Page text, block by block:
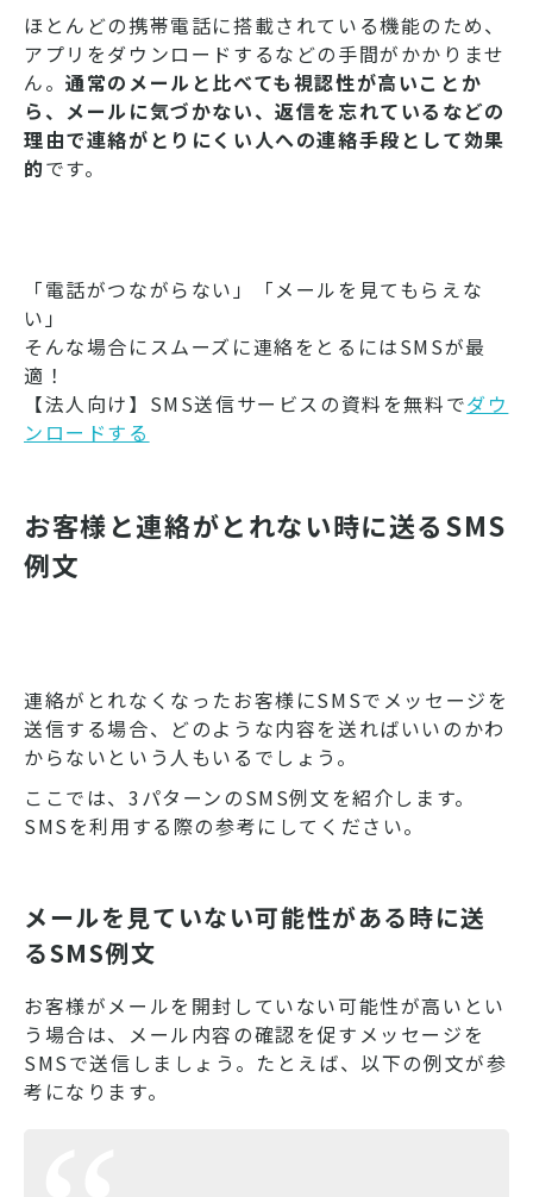
ほとんどの携帯電話に搭載されている機能のため、
アプリをダウンロードするなどの手間がかかりませ
ん。通常のメールと比べても視認性が高いことか
ら、メールに気づかない、返信を忘れているなどの
理由で連絡がとりにくい人への連絡手段として効果
的です。
「電話がつながらない」「メールを見てもらえな
い」
そんな場合にスムーズに連絡をとるにはSMSが最
適！
【法人向け】SMS送信サービスの資料を無料でダウ
ンロードする
お客様と連絡がとれない時に送るSMS
例文
連絡がとれなくなったお客様にSMSでメッセージを
送信する場合、どのような内容を送ればいいのかわ
からないという人もいるでしょう。
ここでは、3パターンのSMS例文を紹介します。
SMSを利用する際の参考にしてください。
メールを見ていない可能性がある時に送
るSMS例文
お客様がメールを開封していない可能性が高いとい
う場合は、メール内容の確認を促すメッセージを
SMSで送信しましょう。たとえば、以下の例文が参
考になります。